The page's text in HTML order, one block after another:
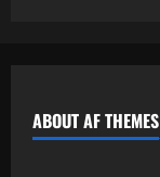
ABOUT AF THEMES